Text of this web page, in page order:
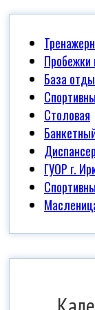
Пробежки
База
Столовая
ГУОР г.